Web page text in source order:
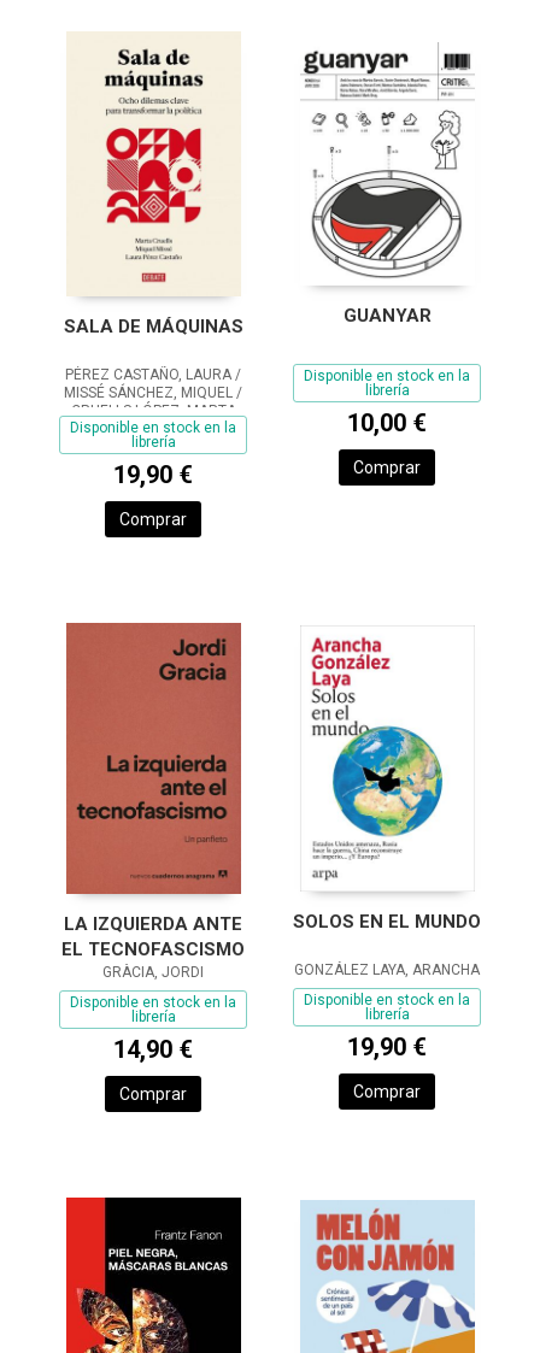
SALA DE MÁQUINAS
PÉREZ CASTAÑO, LAURA /
MISSÉ SÁNCHEZ, MIQUEL /
CRUELLS LÓPEZ, MARTA
Disponible en stock en la
librería
19,90 €
Comprar
GUANYAR
Disponible en stock en la
librería
10,00 €
Comprar
LA IZQUIERDA ANTE
EL TECNOFASCISMO
GRÀCIA, JORDI
Disponible en stock en la
librería
14,90 €
Comprar
SOLOS EN EL MUNDO
GONZÁLEZ LAYA, ARANCHA
Disponible en stock en la
librería
19,90 €
Comprar